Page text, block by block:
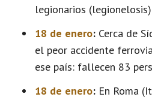
legionarios
18 de enero: Cerca de
el peor accidente
ese país: fallecen 83
18 de enero: En Roma